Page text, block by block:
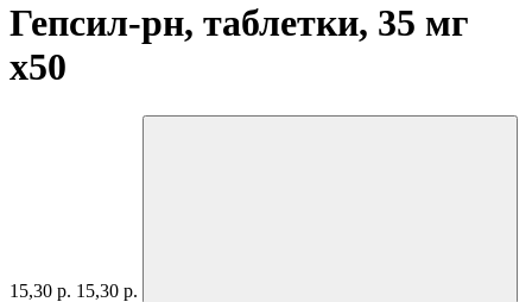
Гепсил-рн, таблетки, 35 мг
x50
15,30 р. 15,30 р.